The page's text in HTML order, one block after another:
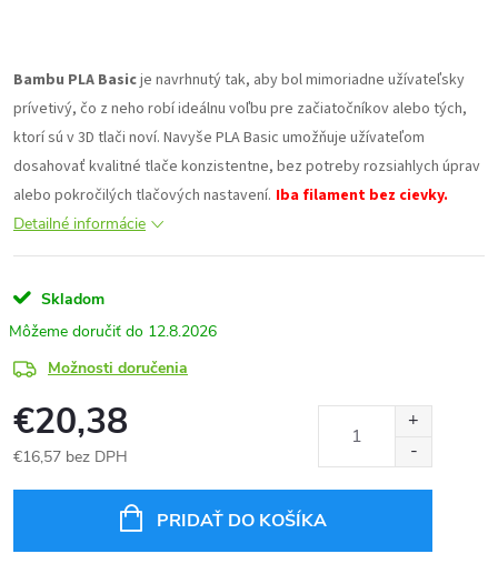
Bambu PLA Basicje navrhnutý tak, aby bol mimoriadne užívateľsky
prívetivý, čo z neho robí ideálnu voľbu pre začiatočníkov alebo tých,
ktorí sú v 3D tlači noví. Navyše PLA Basic umožňuje užívateľom
dosahovať kvalitné tlače konzistentne, bez potreby rozsiahlych úprav
alebo pokročilých tlačových nastavení. Iba filament bez cievky.
Detailné informácie
Skladom
12.8.2026
Možnosti doručenia
€20,38
€16,57 bez DPH
PRIDAŤ DO KOŠÍKA